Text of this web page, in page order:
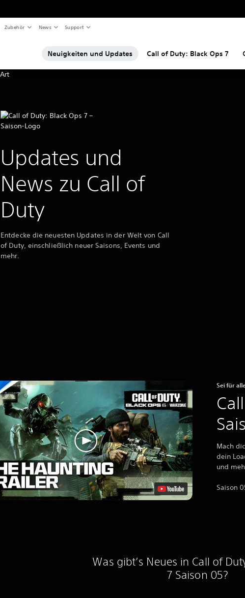
Zubehör News Support
Neuigkeiten und Updates Call of Duty: Black Ops 7
Updates und
News zu Call of
Duty
Entdecke die neuesten Updates in der Welt von Call
of Duty, einschließlich neuer Saisons, Events und
mehr.
Sei für
Mach
dein
und
Saison
Was gibt’s Neues in Call of
7 Saison 05?